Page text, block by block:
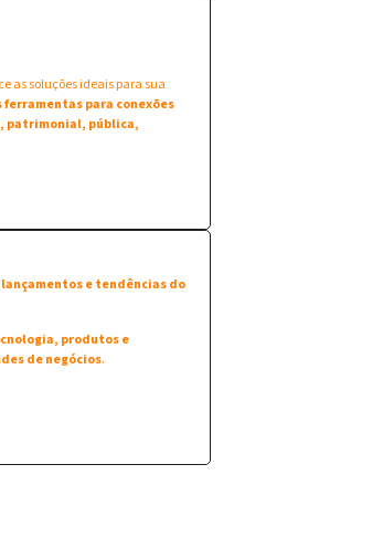
as soluções ideais para sua
ferramentas para conexões
patrimonial, pública,
e tendências do
produtos e
de negócios.